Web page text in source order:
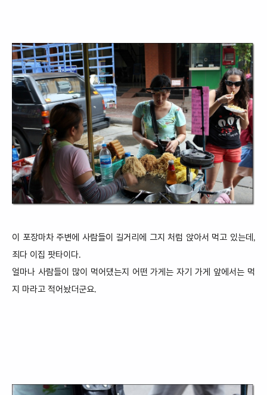
이 포장마차 주변에 사람들이 길거리에 그지 처럼 앉아서 먹고 있는데,
죄다 이집 팟타이다.
얼마나 사람들이 많이 먹어댔는지 어떤 가게는 자기 가게 앞에서는 먹
지 마라고 적어놨더군요.